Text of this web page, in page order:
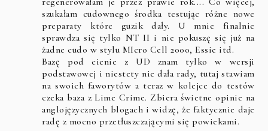
szukałam cudownego środka testując różne nowe
preparaty które guzik dały. U mnie finalnie
sprawdza się tylko NT II i nie pokuszę się już na
żadne cudo w stylu MIcro Cell 2000, Essie itd.
Bazę pod cienie z UD znam tylko w wersji
podstawowej i niestety nie dała rady, tutaj stawiam
na swoich faworytów a teraz w kolejce do testów
czeka baza z Lime Crime. Zbiera świetne opinie na
anglojęzycznych blogach i widzę, że faktycznie daje
radę z mocno przetłuszczającymi się powiekami.